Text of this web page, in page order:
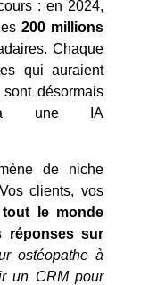
: en 2024,
200 millions
Chaque
qui auraient
désormais
à une IA
de niche
clients, vos
tout le monde
réponses sur
ostéopathe à
un CRM pour